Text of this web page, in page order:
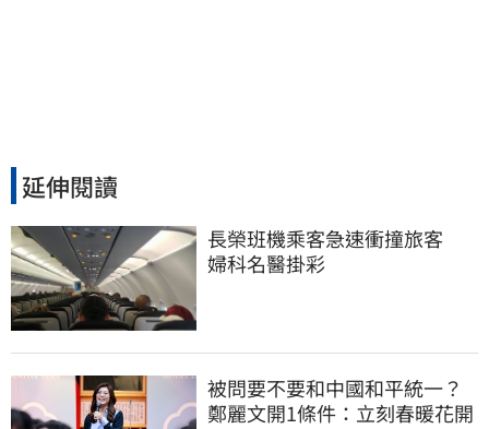
延伸閱讀
長榮班機乘客急速衝撞旅客
婦科名醫掛彩
被問要不要和中國和平統一？
鄭麗文開1條件：立刻春暖花開